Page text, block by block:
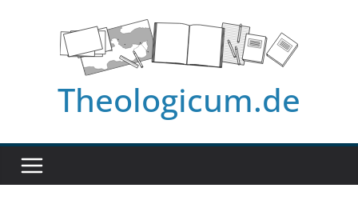
Theologicum.de